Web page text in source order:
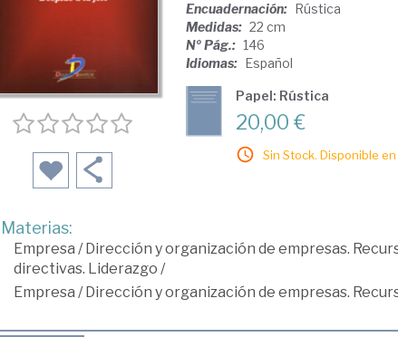
Encuadernación: Rústica
Medidas: 22 cm
Nº Pág.: 146
Idiomas: Español
Papel: Rústica
20,00 €
Sin Stock. Disponible
Materias:
Empresa / Dirección y organización de empresas.
directivas. Liderazgo /
Empresa / Dirección y organización de empresas.